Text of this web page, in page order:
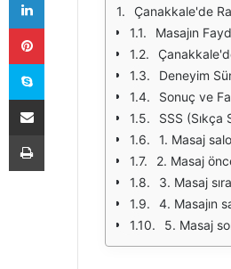
Çanakkale'de
Masajın
Deneyim
Sonuç ve
SSS (Sıkça
1. Masaj
2. Masaj
3. Masaj
4. Masajın
5. Masaj
Pinterest
Skype
E-Posta ile paylaş